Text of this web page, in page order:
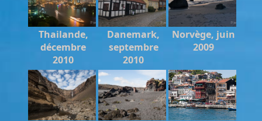
Thailande,
décembre
2010
Danemark,
septembre
2010
Norvège, juin
2009